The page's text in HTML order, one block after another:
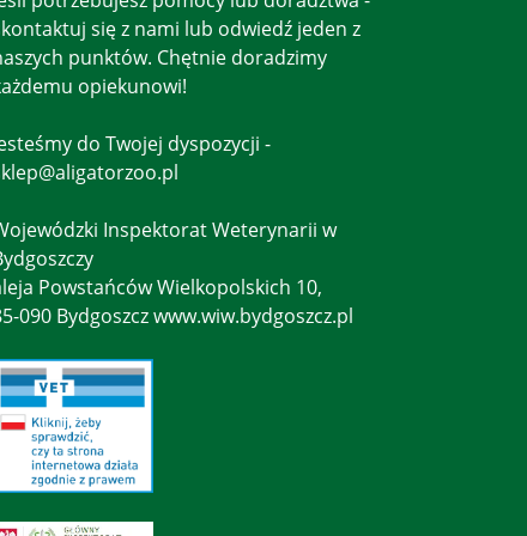
się z nami lub odwiedź jeden z
punktów. Chętnie doradzimy
opiekunowi!
do Twojej dyspozycji -
Inspektorat Weterynarii w
Powstańców Wielkopolskich 10,
090 Bydgoszcz www.wiw.bydgoszcz.pl